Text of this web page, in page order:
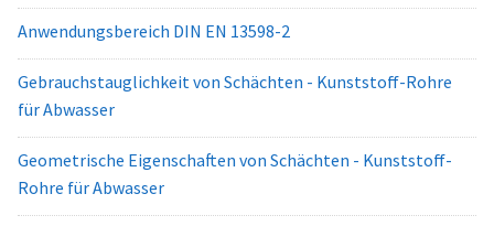
Anwendungsbereich DIN EN 13598-2
Gebrauchstauglichkeit von Schächten - Kunststoff-Rohre
für Abwasser
Geometrische Eigenschaften von Schächten - Kunststoff-
Rohre für Abwasser